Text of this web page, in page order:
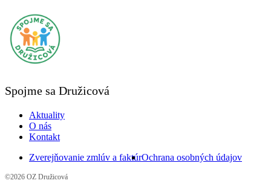
Spojme sa Družicová
Aktuality
O nás
Kontakt
Zverejňovanie zmlúv a faktúrOchrana osobných údajov
©2026 OZ Družicová